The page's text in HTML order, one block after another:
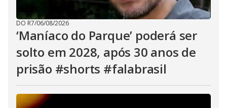
DO R7/06/08/2026
‘Maníaco do Parque’ poderá ser
solto em 2028, após 30 anos de
prisão #shorts #falabrasil